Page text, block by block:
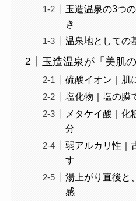
玉造温泉の3つ
き
温泉地としての
玉造温泉が「美肌
硫酸イオン｜肌
塩化物｜塩の膜
メタケイ酸｜化
分
弱アルカリ性｜
す
湯上がり直後と
感